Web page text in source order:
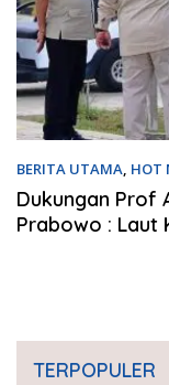
BERITA UTAMA, HOT
18:27 WIB
Dukungan Prof
Prabowo : Laut
TERPOPULER